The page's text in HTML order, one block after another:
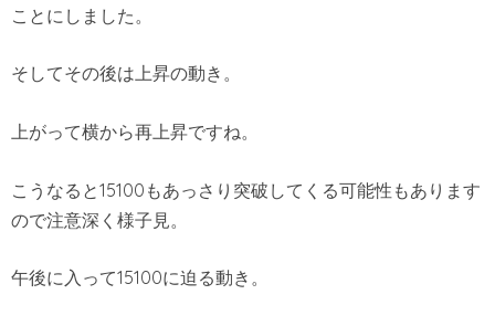
ことにしました。
そしてその後は上昇の動き。
上がって横から再上昇ですね。
こうなると15100もあっさり突破してくる可能性もあります
ので注意深く様子見。
午後に入って15100に迫る動き。